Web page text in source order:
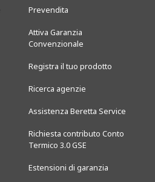
Prevendita
Attiva Garanzia
Convenzionale
Registra il tuo prodotto
Ricerca agenzie
Assistenza Beretta Service
Richiesta contributo Conto
Termico 3.0 GSE
Estensioni di garanzia